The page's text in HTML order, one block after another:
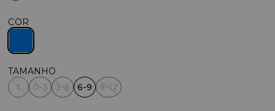
COR
1 0-3 3-6 6-9 9-12